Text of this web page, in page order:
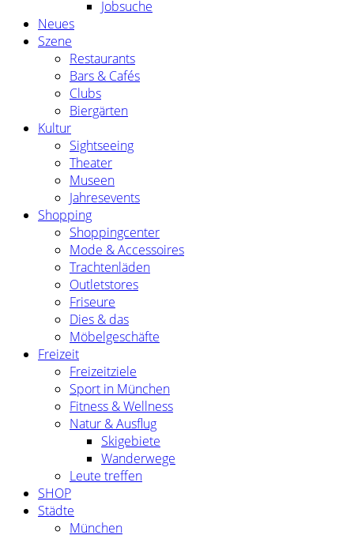
Jobsuche
Neues
Szene
Restaurants
Bars & Cafés
Clubs
Biergärten
Kultur
Sightseeing
Theater
Museen
Jahresevents
Shopping
Shoppingcenter
Mode & Accessoires
Trachtenläden
Outletstores
Friseure
Dies & das
Möbelgeschäfte
Freizeit
Freizeitziele
Sport in München
Fitness & Wellness
Natur & Ausflug
Skigebiete
Wanderwege
Leute treffen
SHOP
Städte
München